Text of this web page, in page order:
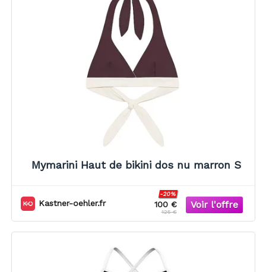
Mymarini Haut de bikini dos nu marron S
Kastner-oehler.fr 100 €
-20%
125 €